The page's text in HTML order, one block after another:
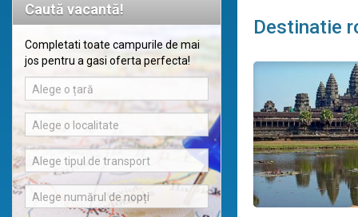
Caută vacantă!
Completati toate campurile de mai
jos pentru a gasi oferta perfecta!
Alege o țară
Alege o localitate
Alege tipul de transport
Alege numărul de nopți
Destinatie